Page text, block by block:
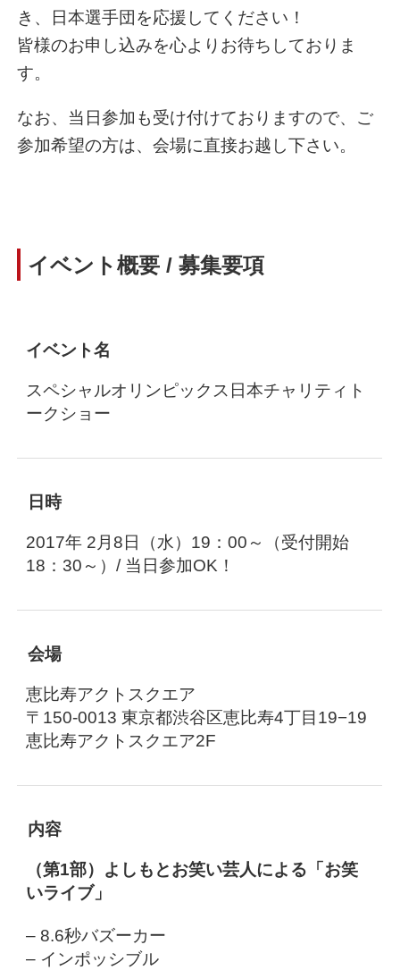
き、日本選手団を応援してください！
皆様のお申し込みを心よりお待ちしておりま
す。
なお、当日参加も受け付けておりますので、ご
参加希望の方は、会場に直接お越し下さい。
イベント概要 / 募集要項
イベント名
スペシャルオリンピックス日本チャリティト
ークショー
日時
2017年 2月8日（水）19：00～（受付開始
18：30～）/ 当日参加OK！
会場
恵比寿アクトスクエア
〒150-0013 東京都渋谷区恵比寿4丁目19−19
恵比寿アクトスクエア2F
内容
（第1部）よしもとお笑い芸人による「お笑
いライブ」
– 8.6秒バズーカー
– インポッシブル